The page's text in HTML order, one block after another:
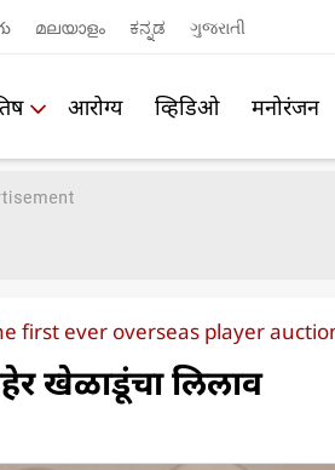
മലയാളം ಕನ್ನಡ ગુજરાતી
आरोग्य व्हिडिओ मनोरंजन
first ever overseas player
खेळाडूंचा लिलाव